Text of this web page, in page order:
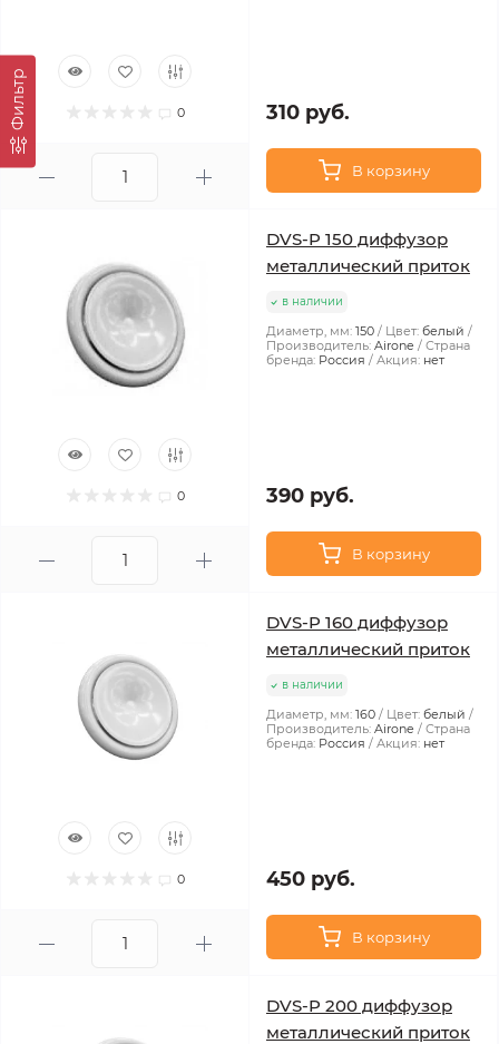
Фильтр 0 310 руб.
В корзину
0
DVS-P 150 диффузор
металлический приток
в наличии
Диаметр, мм: 150 Цвет: белый
Производитель: Airone
Страна
бренда: Россия Акция: нет
390 руб.
В корзину
0
DVS-P 160 диффузор
металлический приток
в наличии
Диаметр, мм: 160 Цвет: белый
Производитель: Airone
Страна
бренда: Россия Акция: нет
450 руб.
В корзину
DVS-P 200 диффузор
металлический приток